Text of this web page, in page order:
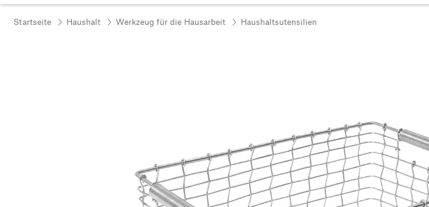
Startseite Haushalt Werkzeug für die Hausarbeit Haushaltsutensilien